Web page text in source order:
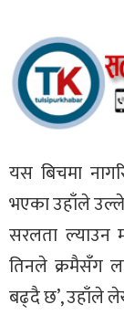
यस बिचमा
भएका उहाँले
सरलता ल्याउन
तिनले क्रमैसँग
बढ्दै छ’, उहाँले